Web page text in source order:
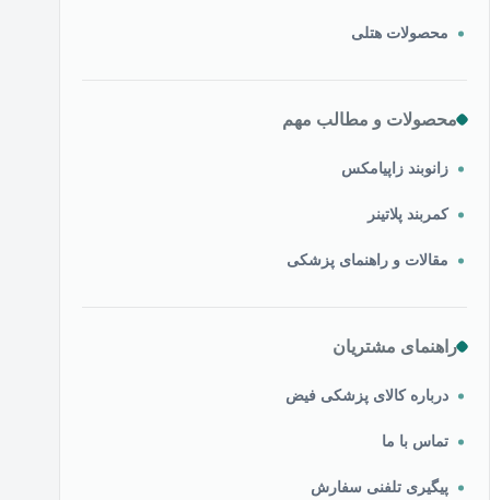
محصولات هتلی
محصولات و مطالب مهم
زانوبند زاپیامکس
کمربند پلاتینر
مقالات و راهنمای پزشکی
راهنمای مشتریان
درباره کالای پزشکی فیض
تماس با ما
پیگیری تلفنی سفارش